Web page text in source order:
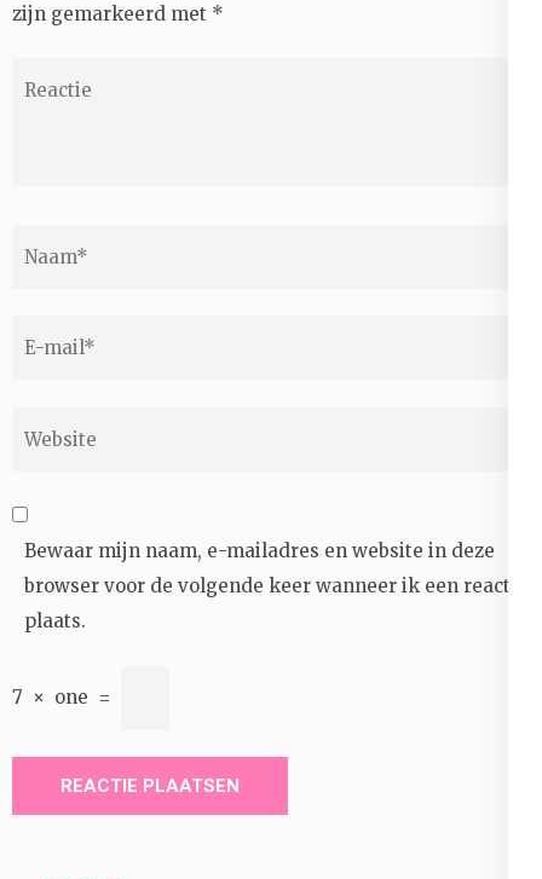
zijn gemarkeerd met *
Bewaar mijn naam, e-mailadres en website in deze
browser voor de volgende keer wanneer ik een reactie
plaats.
7 × one =